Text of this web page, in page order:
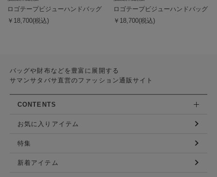
ロゴテープビジューハンドバッグ
￥18,700(税込)
ロゴテープビジューハンドバッグ
￥18,700(税込)
バッグや財布などを豊富に展開する
サマンサタバサ直営のファッション通販サイト
CONTENTS
お気に入りアイテム
特集
新着アイテム